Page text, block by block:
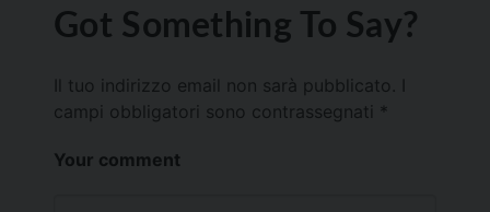
Got Something To Say?
Il tuo indirizzo email non sarà pubblicato.
campi obbligatori sono contrassegnati *
Your comment